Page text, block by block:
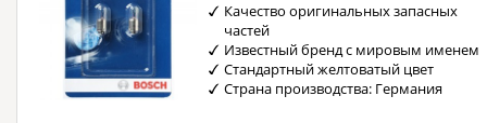
Качество оригинальных запасных
частей
Известный бренд с мировым именем
Стандартный желтоватый цвет
Страна производства: Германия